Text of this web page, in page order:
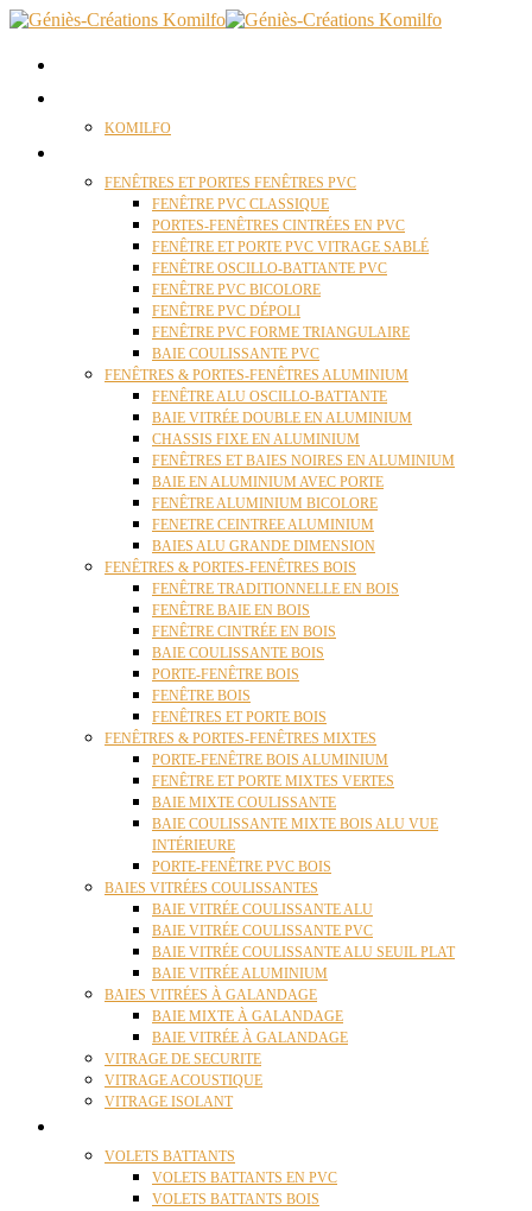
KOMILFO
FENÊTRES ET PORTES FENÊTRES PVC
FENÊTRE PVC CLASSIQUE
PORTES-FENÊTRES CINTRÉES EN PVC
FENÊTRE ET PORTE PVC VITRAGE SABLÉ
FENÊTRE OSCILLO-BATTANTE PVC
FENÊTRE PVC BICOLORE
FENÊTRE PVC DÉPOLI
FENÊTRE PVC FORME TRIANGULAIRE
BAIE COULISSANTE PVC
FENÊTRES & PORTES-FENÊTRES ALUMINIUM
FENÊTRE ALU OSCILLO-BATTANTE
BAIE VITRÉE DOUBLE EN ALUMINIUM
CHASSIS FIXE EN ALUMINIUM
FENÊTRES ET BAIES NOIRES EN ALUMINIUM
BAIE EN ALUMINIUM AVEC PORTE
FENÊTRE ALUMINIUM BICOLORE
FENETRE CEINTREE ALUMINIUM
BAIES ALU GRANDE DIMENSION
FENÊTRES & PORTES-FENÊTRES BOIS
FENÊTRE TRADITIONNELLE EN BOIS
FENÊTRE BAIE EN BOIS
FENÊTRE CINTRÉE EN BOIS
BAIE COULISSANTE BOIS
PORTE-FENÊTRE BOIS
FENÊTRE BOIS
FENÊTRES ET PORTE BOIS
FENÊTRES & PORTES-FENÊTRES MIXTES
PORTE-FENÊTRE BOIS ALUMINIUM
FENÊTRE ET PORTE MIXTES VERTES
BAIE MIXTE COULISSANTE
BAIE COULISSANTE MIXTE BOIS ALU VUE
INTÉRIEURE
PORTE-FENÊTRE PVC BOIS
BAIES VITRÉES COULISSANTES
BAIE VITRÉE COULISSANTE ALU
BAIE VITRÉE COULISSANTE PVC
BAIE VITRÉE COULISSANTE ALU SEUIL PLAT
BAIE VITRÉE ALUMINIUM
BAIES VITRÉES À GALANDAGE
BAIE MIXTE À GALANDAGE
BAIE VITRÉE À GALANDAGE
VITRAGE DE SECURITE
VITRAGE ACOUSTIQUE
VITRAGE ISOLANT
VOLETS BATTANTS
VOLETS BATTANTS EN PVC
VOLETS BATTANTS BOIS